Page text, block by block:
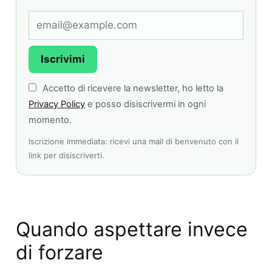
Iscrivimi
Accetto di ricevere la newsletter, ho letto la
Privacy Policy e posso disiscrivermi in ogni
momento.
Iscrizione immediata: ricevi una mail di benvenuto con il
link per disiscriverti.
Quando aspettare invece
di forzare